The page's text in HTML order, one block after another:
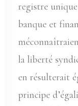
registre
banque et
la liberté
en résulterait
principe